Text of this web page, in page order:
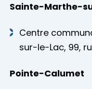
Sainte-Marthe-
Centre
sur-le-Lac, 99,
Pointe-Calumet